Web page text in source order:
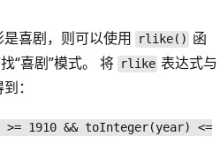
喜剧，则可以使用 rlike() 函
“喜剧”模式。 将 rlike 表达式与
：
1910 && toInteger(year) <=